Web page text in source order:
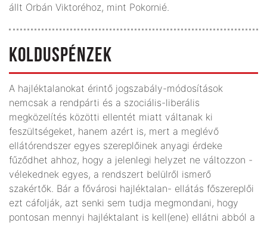
állt Orbán Viktoréhoz, mint Pokornié.
KOLDUSPÉNZEK
A hajléktalanokat érintő jogszabály-módosítások
nemcsak a rendpárti és a szociális-liberális
megközelítés közötti ellentét miatt váltanak ki
feszültségeket, hanem azért is, mert a meglévő
ellátórendszer egyes szereplőinek anyagi érdeke
fűződhet ahhoz, hogy a jelenlegi helyzet ne változzon -
vélekednek egyes, a rendszert belülről ismerő
szakértők. Bár a fővárosi hajléktalan- ellátás főszereplői
ezt cáfolják, azt senki sem tudja megmondani, hogy
pontosan mennyi hajléktalant is kell(ene) ellátni abból a